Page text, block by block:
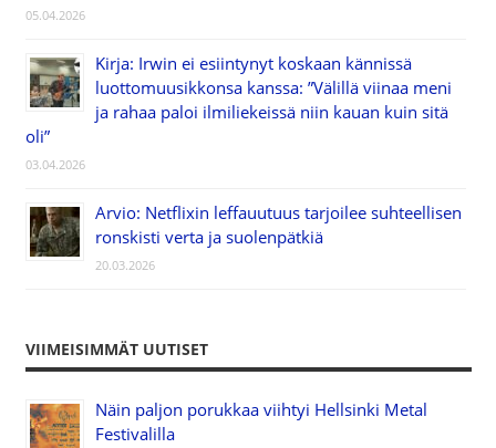
05.04.2026
Kirja: Irwin ei esiintynyt koskaan kännissä
luottomuusikkonsa kanssa: ”Välillä viinaa meni
ja rahaa paloi ilmiliekeissä niin kauan kuin sitä
oli”
03.04.2026
Arvio: Netflixin leffauutuus tarjoilee suhteellisen
ronskisti verta ja suolenpätkiä
20.03.2026
VIIMEISIMMÄT UUTISET
Näin paljon porukkaa viihtyi Hellsinki Metal
Festivalilla